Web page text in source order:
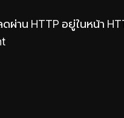
ผ่าน HTTP อยู่ในหน้า